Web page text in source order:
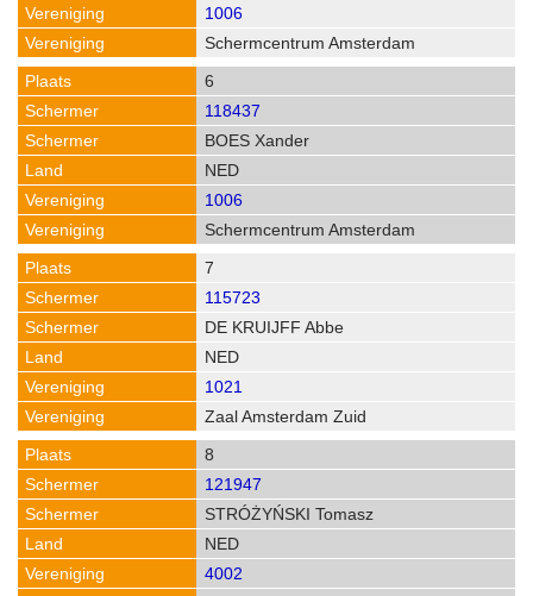
1006
Schermcentrum Amsterdam
6
118437
BOES Xander
NED
1006
Schermcentrum Amsterdam
7
115723
DE KRUIJFF Abbe
NED
1021
Zaal Amsterdam Zuid
8
121947
STRÓŻYŃSKI Tomasz
NED
4002